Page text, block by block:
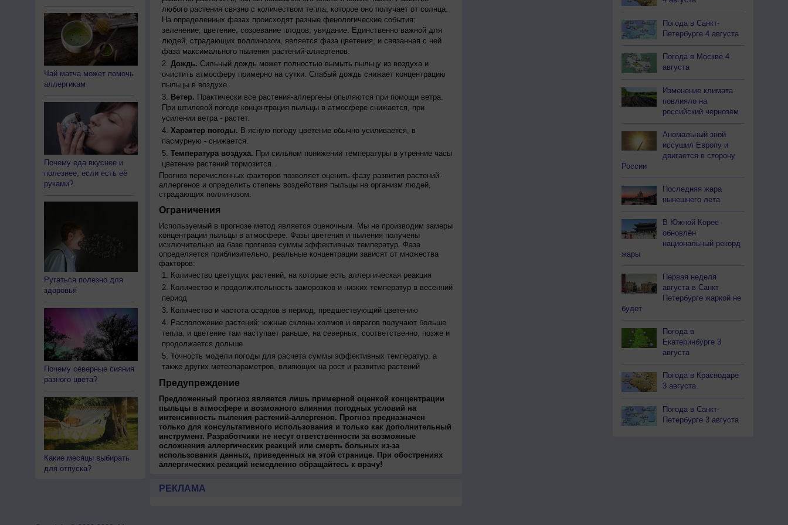
Чай матча может помочь
аллергикам
Почему еда вкуснее и
полезнее, если есть её
руками?
Ругаться полезно для
здоровья
Почему северные сияния
разного цвета?
Какие месяцы выбирать
для отпуска?
любого растения связно с количеством тепла, которое оно получает от солнца.
На определенных фазах происходят разные фенологические события:
зеленение, цветение, созревание плодов, увядание. Единственно важной для
людей, страдающих поллинозом, является фаза цветения, и связанная с ней
фаза максимального пыления растений-аллергенов.
Дождь. Сильный дождь может полностью вымыть пыльцу из воздуха и
очистить атмосферу примерно на сутки. Слабый дождь снижает концентрацию
пыльцы в воздухе.
Ветер. Практически все растения-аллергены опыляются при помощи ветра.
При штилевой погоде концентрация пыльцы в атмосфере снижается, при
усилении ветра - растет.
Характер погоды. В ясную погоду цветение обычно усиливается, в
пасмурную - снижается.
Температура воздуха. При сильном понижении температуры в утренние часы
цветение растений тормозится.
Прогноз перечисленных факторов позволяет оценить фазу развития растений-
аллергенов и определить степень воздействия пыльцы на организм людей,
страдающих поллинозом.
Ограничения
Используемый в прогнозе метод является оценочным. Мы не производим замеры
концентрации пыльцы в атмосфере. Фазы цветения и пыления получены
исключительно на базе прогноза суммы эффективных температур. Фаза
определяется приблизительно, реальные концентрации зависят от множества
факторов:
Количество цветущих растений, на которые есть аллергическая реакция
Количество и продолжительность заморозков и низких температур в весенний
период
Количество и частота осадков в период, предшествующий цветению
Расположение растений: южные склоны холмов и оврагов получают больше
тепла, и цветение там наступает раньше, на северных, соответственно, позже и
продолжается дольше
Точность модели погоды для расчета суммы эффективных температур, а
также других метеопараметров, влияющих на рост и развитие растений
Предупреждение
Предложенный прогноз является лишь примерной оценкой концентрации
пыльцы в атмосфере и возможного влияния погодных условий на
интенсивность пыления растений-аллергенов. Прогноз предназначен
только для консультативного использования и только как дополнительный
инструмент. Разработчики не несут ответственности за возможные
осложнения аллергических реакций или смерть больных из-за
использования данных, приведенных на этой странице. При обострениях
аллергических реакций немедленно обращайтесь к врачу!
РЕКЛАМА
Погода в Санкт-
Петербурге 4 августа
Погода в Москве 4
августа
Изменение климата
повлияло на
российский чернозём
Аномальный зной
иссушил Европу и
двигается в сторону
России
Последняя жара
нынешнего лета
В Южной Корее
обновлён
национальный рекорд
жары
Первая неделя
августа в Санкт-
Петербурге жаркой не
будет
Погода в
Екатеринбурге 3
августа
Погода в Краснодаре
3 августа
Погода в Санкт-
Петербурге 3 августа